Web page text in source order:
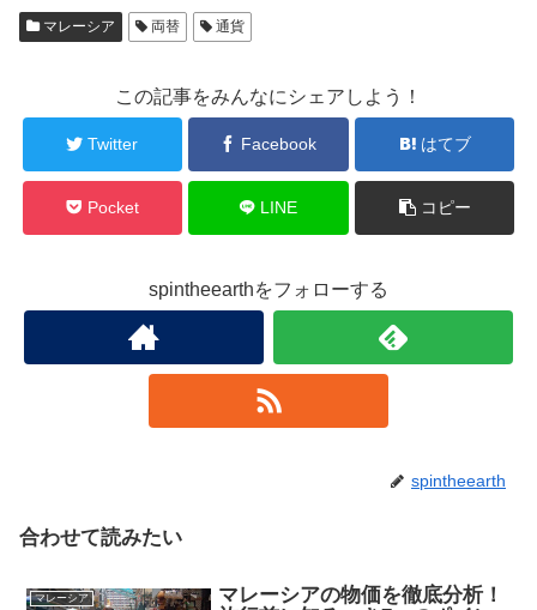
マレーシア 両替 通貨
この記事をみんなにシェアしよう！
Twitter Facebook はてブ
Pocket LINE コピー
spintheearthをフォローする
spintheearth
合わせて読みたい
マレーシア
マレーシアの物価を徹底分析！